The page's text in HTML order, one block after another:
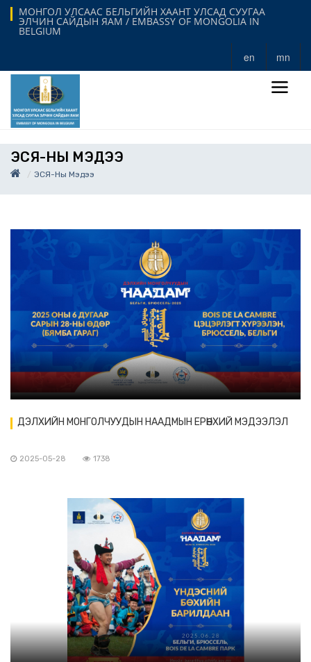
МОНГОЛ УЛСААС БЕЛЬГИЙН ХААНТ УЛСАД СУУГАА
ЭЛЧИН САЙДЫН ЯАМ / EMBASSY OF MONGOLIA IN
BELGIUM
en mn
ЭСЯ-НЫ МЭДЭЭ
ЭСЯ-Ны Мэдээ
ДЭЛХИЙН МОНГОЛЧУУДЫН НААДМЫН ЕРӨНХИЙ МЭДЭЭЛЭЛ
2025-05-28 1738